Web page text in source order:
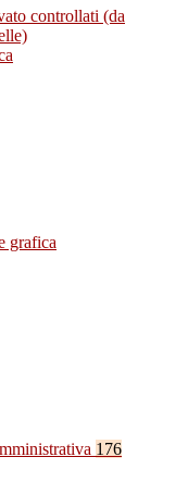
controllati (da
grafica
176